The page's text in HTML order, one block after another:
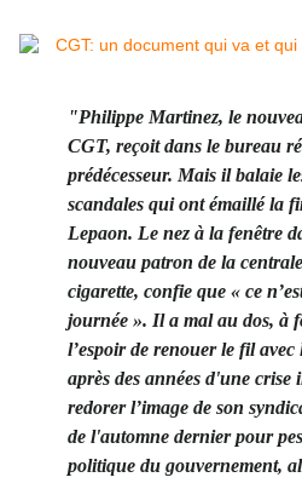
"Philippe Martinez, le
CGT, reçoit dans le bureau
prédécesseur. Mais il balaie
scandales qui ont émaillé la
Lepaon. Le nez à la fenêtre
nouveau patron de la
cigarette, confie que « ce
journée ». Il a mal au dos, à
l’espoir de renouer le fil avec
après des années d'une
redorer l’image de son
de l'automne dernier pour
politique du gouvernement,